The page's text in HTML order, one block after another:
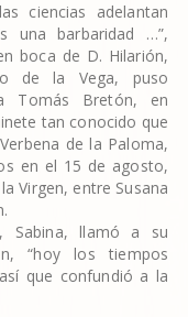
ciencias adelantan
una barbaridad …”,
boca de D. Hilarión,
de la Vega, puso
Tomás Bretón, en
tan conocido que
de la Paloma,
en el 15 de agosto,
Virgen, entre Susana
Sabina, llamó a su
“hoy los tiempos
que confundió a la